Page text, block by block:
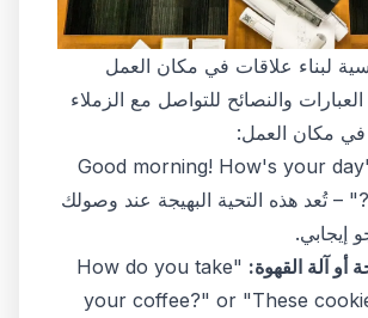
لبناء علاقات في مكان العمل
والنصائح للتواصل مع الزملاء
في مكان العمل:
"Good morning! How's your day
going so far?" – تُعد هذه التحية البهيجة عند وصولك
إيجابي.
أو آلة القهوة:
"How do you take
your coffee?" or "These